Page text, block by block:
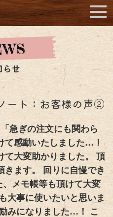
らせ
ート：お客様の声②
ぎの注文にも関わら
て感動いたしました…！
て大変助かりました。 頂
きます。 回りに自慢でき
、メモ帳等も頂けて大変
大事に使いたいと思いま
みになりました…！ こ